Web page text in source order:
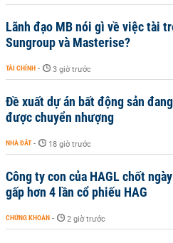
Lãnh đạo MB nói gì về việc tài
Sungroup và Masterise?
TÀI CHÍNH - 3 giờ trước
Đề xuất dự án bất động sản
được chuyển nhượng
NHÀ ĐẤT - 18 giờ trước
Công ty con của HAGL chốt
gấp hơn 4 lần cổ phiếu HAG
CHỨNG KHOÁN - 2 giờ trước